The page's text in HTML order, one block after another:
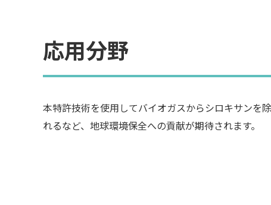
応用分野
本特許技術を使用してバイオガスからシロキサンを
れるなど、地球環境保全への貢献が期待されます。